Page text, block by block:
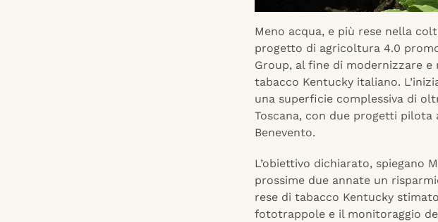
Meno acqua, e più rese nella
progetto di agricoltura 4.0
Group, al fine di modernizzare
tabacco Kentucky italiano.
una superficie complessiva di
Toscana, con due progetti pilota
Benevento.
L’obiettivo dichiarato, spiegano
prossime due annate un
rese di tabacco Kentucky
fototrappole e il monitoraggio